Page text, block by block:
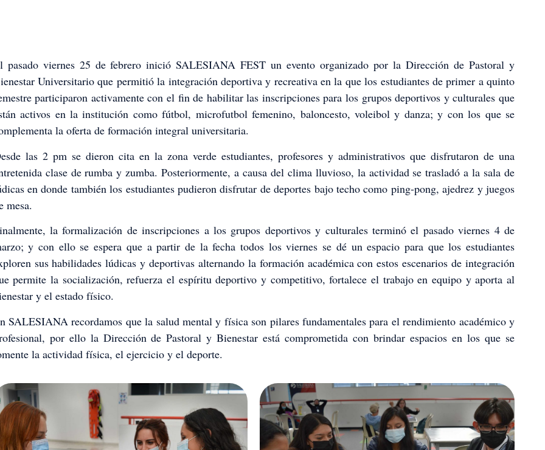
pasado viernes 25 de febrero inició SALESIANA FEST un evento organizado por la Dirección de Pastoral y
Universitario que permitió la integración deportiva y recreativa en la que los estudiantes de primer a quinto
participaron activamente con el fin de habilitar las inscripciones para los grupos deportivos y culturales que
activos en la institución como fútbol, microfutbol femenino, baloncesto, voleibol y danza; y con los que se
la oferta de formación integral universitaria.
las 2 pm se dieron cita en la zona verde estudiantes, profesores y administrativos que disfrutaron de una
clase de rumba y zumba. Posteriormente, a causa del clima lluvioso, la actividad se trasladó a la sala de
en donde también los estudiantes pudieron disfrutar de deportes bajo techo como ping-pong, ajedrez y juegos
mesa.
la formalización de inscripciones a los grupos deportivos y culturales terminó el pasado viernes 4 de
y con ello se espera que a partir de la fecha todos los viernes se dé un espacio para que los estudiantes
sus habilidades lúdicas y deportivas alternando la formación académica con estos escenarios de integración
permite la socialización, refuerza el espíritu deportivo y competitivo, fortalece el trabajo en equipo y aporta al
y el estado físico.
SALESIANA recordamos que la salud mental y física son pilares fundamentales para el rendimiento académico y
por ello la Dirección de Pastoral y Bienestar está comprometida con brindar espacios en los que se
la actividad física, el ejercicio y el deporte.